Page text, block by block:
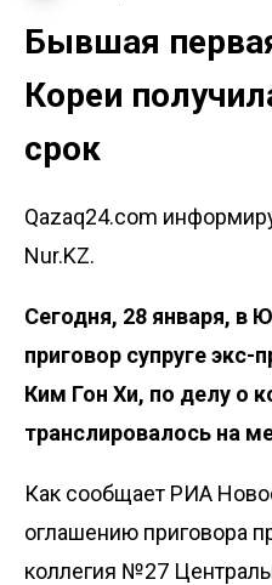
Бывшая
Кореи
срок
Qazaq24.com
Nur.KZ.
Сегодня, 28 января, в
приговор супруге
Ким Гон Хи, по делу о
транслировалось на
Как сообщает РИА
оглашению приговора
коллегия №27